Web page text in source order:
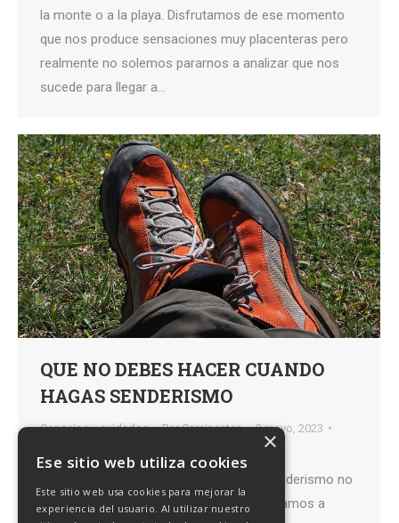
la monte o a la playa. Disfrutamos de ese momento
que nos produce sensaciones muy placenteras pero
realmente no solemos pararnos a analizar que nos
sucede para llegar a…
QUE NO DEBES HACER CUANDO
HAGAS SENDERISMO
Consejos y cuidados PorCaminantes
2 mayo, 2023
Cuando vamos a empezar a practicar senderismo no
debemos menospreciar el ejercicio que vamos a
Ese sitio web utiliza cookies
Este sitio web usa cookies para mejorar la
experiencia del usuario. Al utilizar nuestro
×